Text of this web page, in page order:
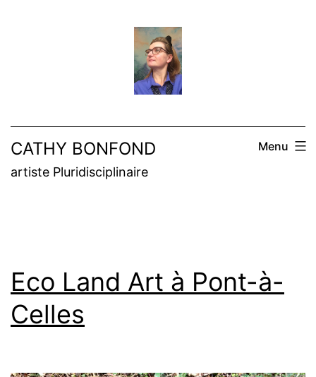
CATHY BONFOND
artiste Pluridisciplinaire
Menu
Eco Land Art à Pont-à-
Celles